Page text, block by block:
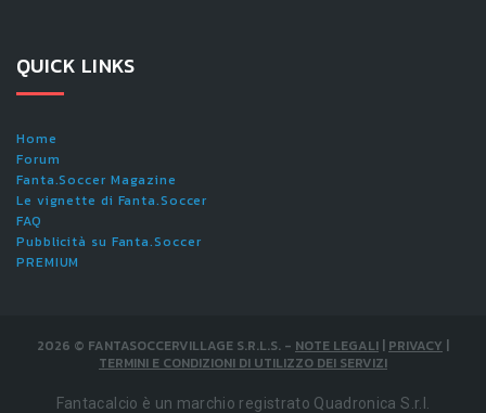
QUICK LINKS
Home
Forum
Fanta.Soccer Magazine
Le vignette di Fanta.Soccer
FAQ
Pubblicità su Fanta.Soccer
PREMIUM
2026 © FANTASOCCERVILLAGE S.R.L.S. - NOTE LEGALI | PRIVACY |
TERMINI E CONDIZIONI DI UTILIZZO DEI SERVIZI
Fantacalcio è un marchio registrato Quadronica S.r.l.